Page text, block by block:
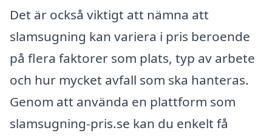
Det är också viktigt att nämna att
slamsugning kan variera i pris beroende
på flera faktorer som plats, typ av arbete
och hur mycket avfall som ska hanteras.
Genom att använda en plattform som
slamsugning-pris.se kan du enkelt få